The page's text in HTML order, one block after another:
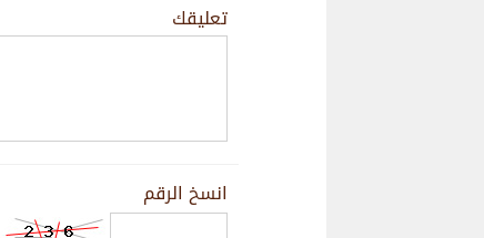
تعليقك
انسخ الرقم